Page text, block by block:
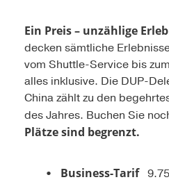
Ein Preis – unzählige
decken sämtliche
vom Shuttle-Service bis
alles inklusive. Die DUP-
China zählt zu den
des Jahres. Buchen Sie
Plätze sind begrenzt.
Business-Tarif